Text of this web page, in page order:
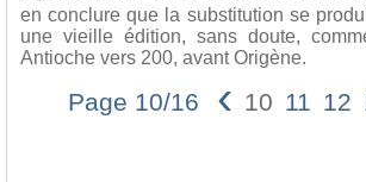
en conclure que la substitution se
une vieille édition, sans doute,
Antioche vers 200, avant Origène.
Page 10/16 ‹ 10 11 12